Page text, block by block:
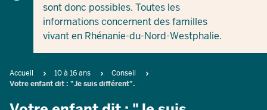
sont donc possibles. Toutes les
informations concernent des familles
vivant en Rhénanie-du-Nord-Westphalie.
Breadcrumb
Accueil 10 à 16 ans
Conseil
Votre enfant dit : "Je suis différent".